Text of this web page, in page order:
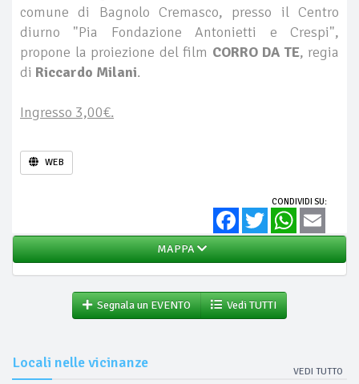
comune di Bagnolo Cremasco, presso il Centro
diurno "Pia Fondazione Antonietti e Crespi",
propone la proiezione del film CORRO DA TE, regia
di Riccardo Milani.
Ingresso 3,00€.
WEB
CONDIVIDI SU:
FacebookTwitter WhatsApp
MAPPA
Segnala un EVENTO Vedi TUTTI
Locali nelle vicinanze
VEDI TUTTO